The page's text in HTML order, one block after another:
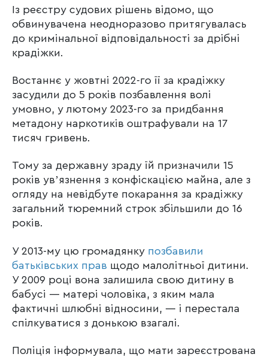
Із реєстру судових рішень відомо, що
обвинувачена неодноразово притягувалась
до кримінальної відповідальності за дрібні
крадіжки.
Востаннє у жовтні 2022-го її за крадіжку
засудили до 5 років позбавлення волі
умовно, у лютому 2023-го за придбання
метадону наркотиків оштрафували на 17
тисяч гривень.
Тому за державну зраду їй призначили 15
років увʼязнення з конфіскацією майна, але з
огляду на невідбуте покарання за крадіжку
загальний тюремний строк збільшили до 16
років.
У 2013-му цю громадянку позбавили
батьківських прав щодо малолітньої дитини.
У 2009 році вона залишила свою дитину в
бабусі — матері чоловіка, з яким мала
фактичні шлюбні відносини, — і перестала
спілкуватися з донькою взагалі.
Поліція інформувала, що мати зареєстрована